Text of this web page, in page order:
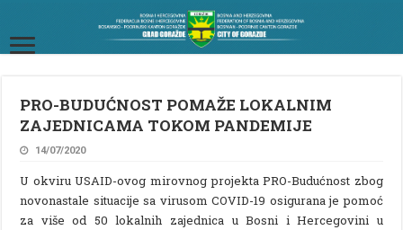
PRO-BUDUĆNOST POMAŽE LOKALNIM
ZAJEDNICAMA TOKOM PANDEMIJE
14/07/2020
U okviru USAID-ovog mirovnog projekta PRO-Budućnost zbog
novonastale situacije sa virusom COVID-19 osigurana je pomoć
za više od 50 lokalnih zajednica u Bosni i Hercegovini u